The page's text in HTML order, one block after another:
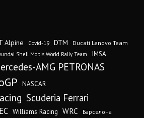
Alpine Covid-19 DTM Ducati Lenovo Team
Shell Mobis World Rally Team IMSA
AMG PETRONAS
NASCAR
Scuderia Ferrari
Williams Racing WRC
Барселона